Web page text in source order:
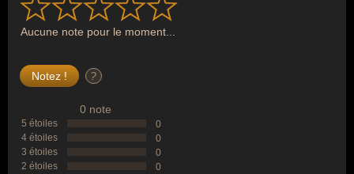
Aucune note pour le moment...
?
0 note
5 étoiles
0
4 étoiles
0
3 étoiles
0
2 étoiles
0